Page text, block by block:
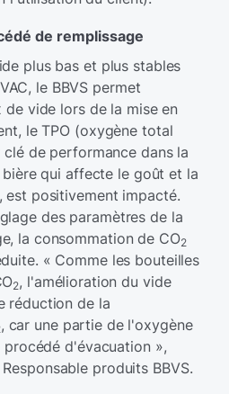
de remplissage
plus bas et plus stables
le BBVS permet
vide lors de la mise en
le TPO (oxygène total
de performance dans la
qui affecte le goût et la
est positivement impacté.
des paramètres de la
la consommation de CO2
« Comme les bouteilles
2, l'amélioration du vide
réduction de la
, car une partie de l'oxygène
d'évacuation »,
produits BBVS.